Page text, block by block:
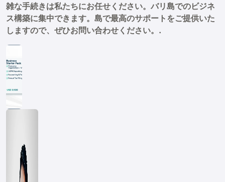
雑な手続きは私たちにお任せください。バリ島でのビジネ
ス構築に集中できます。島で最高のサポートをご提供いた
しますので、ぜひお問い合わせください。.